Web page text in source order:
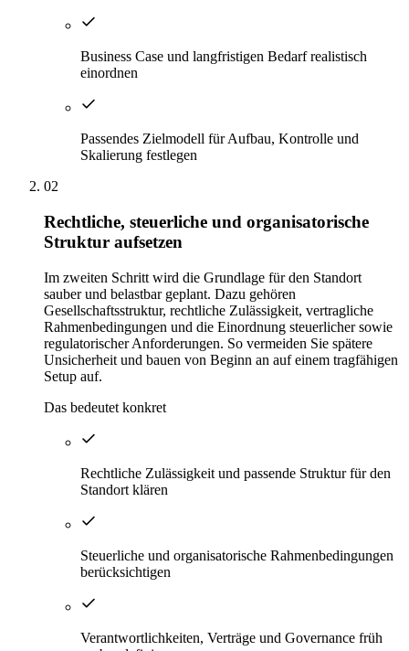
Business Case und langfristigen Bedarf realistisch
einordnen
Passendes Zielmodell für Aufbau, Kontrolle und
Skalierung festlegen
02
Rechtliche, steuerliche und organisatorische
Struktur aufsetzen
Im zweiten Schritt wird die Grundlage für den Standort
sauber und belastbar geplant. Dazu gehören
Gesellschaftsstruktur, rechtliche Zulässigkeit, vertragliche
Rahmenbedingungen und die Einordnung steuerlicher sowie
regulatorischer Anforderungen. So vermeiden Sie spätere
Unsicherheit und bauen von Beginn an auf einem tragfähigen
Setup auf.
Das bedeutet konkret
Rechtliche Zulässigkeit und passende Struktur für den
Standort klären
Steuerliche und organisatorische Rahmenbedingungen
berücksichtigen
Verantwortlichkeiten, Verträge und Governance früh